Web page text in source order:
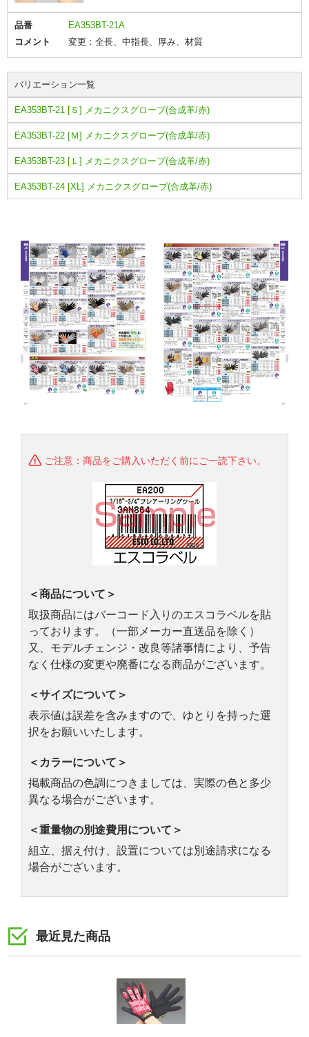
品番
EA353BT-21A
コメント
変更：全長、中指長、厚み、材質
バリエーション一覧
EA353BT-21 [Ｓ] メカニクスグローブ(合成革/赤)
EA353BT-22 [Ｍ] メカニクスグローブ(合成革/赤)
EA353BT-23 [Ｌ] メカニクスグローブ(合成革/赤)
EA353BT-24 [XL] メカニクスグローブ(合成革/赤)
ご注意：商品をご購入いただく前にご一読下さい。
＜商品について＞
取扱商品にはバーコード入りのエスコラベルを貼
っております。（一部メーカー直送品を除く）
又、モデルチェンジ・改良等諸事情により、予告
なく仕様の変更や廃番になる商品がございます。
＜サイズについて＞
表示値は誤差を含みますので、ゆとりを持った選
択をお願いいたします。
＜カラーについて＞
掲載商品の色調につきましては、実際の色と多少
異なる場合がございます。
＜重量物の別途費用について＞
組立、据え付け、設置については別途請求になる
場合がございます。
最近見た商品